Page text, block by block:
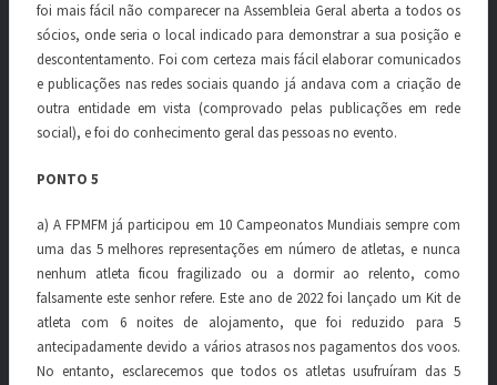
foi mais fácil não comparecer na Assembleia Geral aberta a todos os
sócios, onde seria o local indicado para demonstrar a sua posição e
descontentamento. Foi com certeza mais fácil elaborar comunicados
e publicações nas redes sociais quando já andava com a criação de
outra entidade em vista (comprovado pelas publicações em rede
social), e foi do conhecimento geral das pessoas no evento.
PONTO 5
a) A FPMFM já participou em 10 Campeonatos Mundiais sempre com
uma das 5 melhores representações em número de atletas, e nunca
nenhum atleta ficou fragilizado ou a dormir ao relento, como
falsamente este senhor refere. Este ano de 2022 foi lançado um Kit de
atleta com 6 noites de alojamento, que foi reduzido para 5
antecipadamente devido a vários atrasos nos pagamentos dos voos.
No entanto, esclarecemos que todos os atletas usufruíram das 5